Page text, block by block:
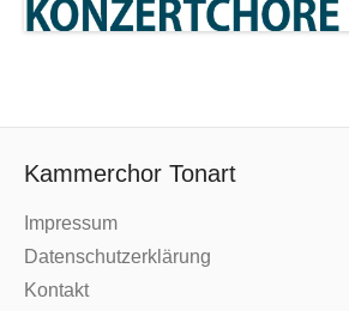
Kammerchor Tonart
Impressum
Datenschutzerklärung
Kontakt